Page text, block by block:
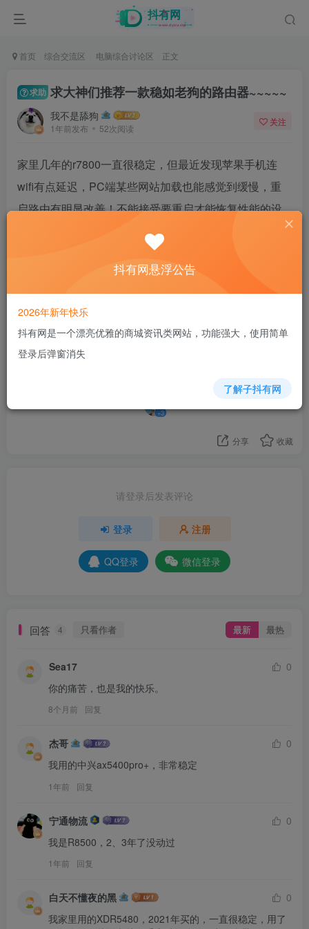
首页 综合交流区 电脑综合讨论区 正文
求助 求大神们推荐一款稳如老狗的路由器~~~~~
我不是舔狗
1年前发布 52次阅读
关注
家里几年的r7800一直很稳定，但最近发现苹果手机连
wifi有点延迟，PC端某些网站加载也能感觉到缓慢，重
启路由有明显改善！不能接受要重启才能恢复性能的设
定，所以求推荐一款傻瓜式开机即用，稳如老狗的路
由，宽带是千兆电信，预算1000以内，它的任务只负责
连接一台PC 和两部手机即可
+8 +7
+3
分享 收藏
请登录后发表评论
登录 注册
QQ登录 微信登录
回答 4 只看作者 最新 最热
Sea17
0
你的痛苦，也是我的快乐。
8个月前 回复
杰哥
0
我用的中兴ax5400pro+，非常稳定
1年前 回复
宁通物流
0
我是R8500，2、3年了没动过
1年前 回复
白天不懂夜的黑
0
我家里用的XDR5480，2021年买的，一直很稳定，用了
抖有网悬浮公告
2026年新年快乐
抖有网是一个漂亮优雅的商城资讯类网站，功能强大，使用简单
登录后弹窗消失
了解子抖有网